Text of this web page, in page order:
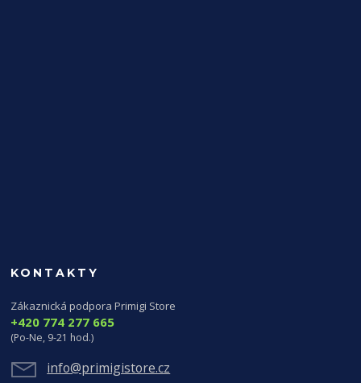
KONTAKTY
Zákaznická podpora Primigi Store
+420 774 277 665
(Po-Ne, 9-21 hod.)
info@primigistore.cz